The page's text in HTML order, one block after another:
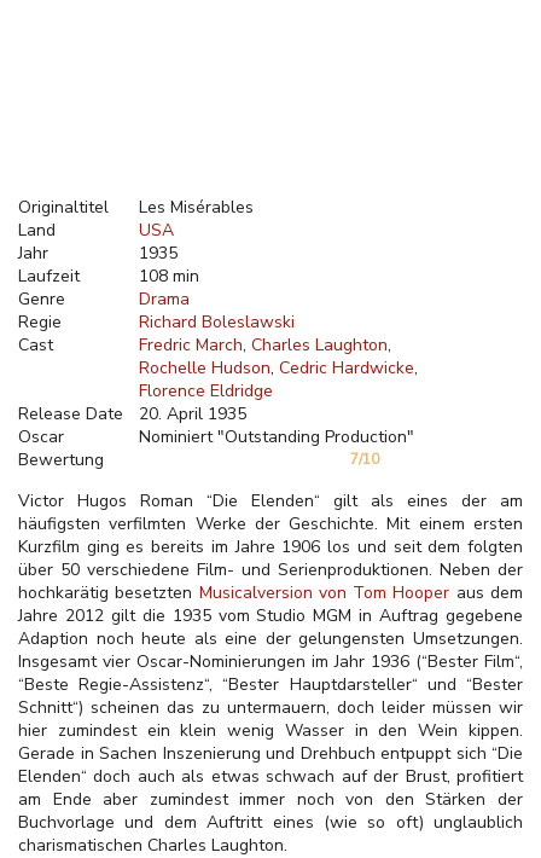
Originaltitel
Les Misérables
Land
USA
Jahr
1935
Laufzeit
108 min
Genre
Drama
Regie
Richard Boleslawski
Cast
Fredric March Charles Laughton
Rochelle Hudson Cedric Hardwicke
Florence Eldridge
Release Date
20. April 1935
Oscar
Nominiert "Outstanding Production"
Bewertung
7/10
Victor Hugos Roman “Die Elenden“ gilt als eines der am
häufigsten verfilmten Werke der Geschichte. Mit einem ersten
Kurzfilm ging es bereits im Jahre 1906 los und seit dem folgten
über 50 verschiedene Film- und Serienproduktionen. Neben der
hochkarätig besetzten Musicalversion von Tom Hooper aus dem
Jahre 2012 gilt die 1935 vom Studio MGM in Auftrag gegebene
Adaption noch heute als eine der gelungensten Umsetzungen.
Insgesamt vier Oscar-Nominierungen im Jahr 1936 (“Bester Film“,
“Beste Regie-Assistenz“, “Bester Hauptdarsteller“ und “Bester
Schnitt“) scheinen das zu untermauern, doch leider müssen wir
hier zumindest ein klein wenig Wasser in den Wein kippen.
Gerade in Sachen Inszenierung und Drehbuch entpuppt sich “Die
Elenden“ doch auch als etwas schwach auf der Brust, profitiert
am Ende aber zumindest immer noch von den Stärken der
Buchvorlage und dem Auftritt eines (wie so oft) unglaublich
charismatischen Charles Laughton.